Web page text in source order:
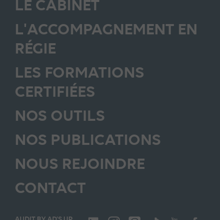
LE CABINET
L'ACCOMPAGNEMENT EN
RÉGIE
LES FORMATIONS
CERTIFIÉES
NOS OUTILS
NOS PUBLICATIONS
NOUS REJOINDRE
CONTACT